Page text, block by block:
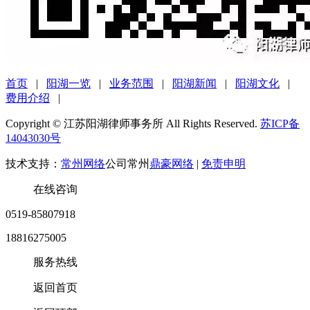
首页 | 阳湖一览 | 业务范围 | 阳湖新闻 | 阳湖文化 |
费用介绍 |
Copyright © 江苏阳湖律师事务所 All Rights Reserved. 苏ICP备
14043030号
技术支持： 常州网络公司常州 鼎豪网络 | 免责申明
在线咨询
0519-85807918
18816275005
服务热线
返回首页